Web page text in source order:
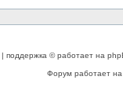
| поддержка © работает на
Форум работает